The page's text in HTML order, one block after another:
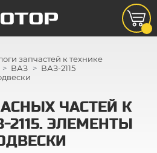
запчастей к технике
ВАЗ
ВАЗ-2115
ЧАСТЕЙ К
2115. ЭЛЕМЕНТЫ